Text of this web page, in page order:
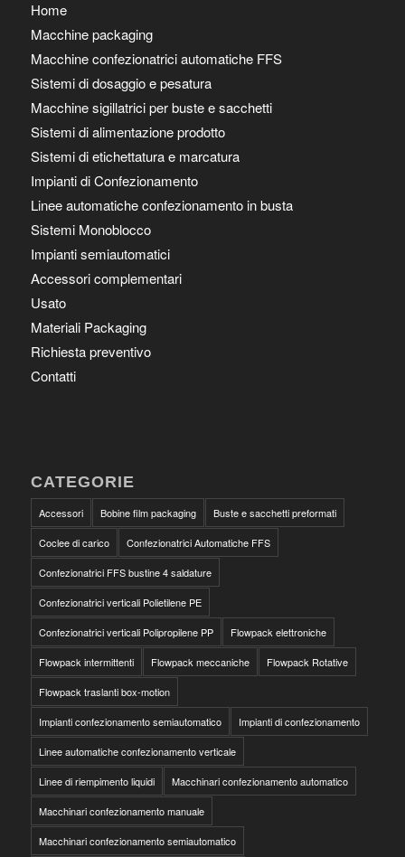
Home
Macchine packaging
Macchine confezionatrici automatiche FFS
Sistemi di dosaggio e pesatura
Macchine sigillatrici per buste e sacchetti
Sistemi di alimentazione prodotto
Sistemi di etichettatura e marcatura
Impianti di Confezionamento
Linee automatiche confezionamento in busta
Sistemi Monoblocco
Impianti semiautomatici
Accessori complementari
Usato
Materiali Packaging
Richiesta preventivo
Contatti
CATEGORIE
Accessori Bobine film packaging Buste e sacchetti preformati
Coclee di carico Confezionatrici Automatiche FFS
Confezionatrici FFS bustine 4 saldature
Confezionatrici verticali Polietilene PE
Confezionatrici verticali Polipropilene PP Flowpack elettroniche
Flowpack intermittenti Flowpack meccaniche Flowpack Rotative
Flowpack traslanti box-motion
Impianti confezionamento semiautomatico Impianti di confezionamento
Linee automatiche confezionamento verticale
Linee di riempimento liquidi Macchinari confezionamento automatico
Macchinari confezionamento manuale
Macchinari confezionamento semiautomatico